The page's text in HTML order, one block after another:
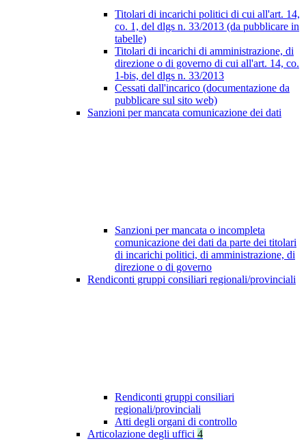
Titolari di incarichi politici di cui all'art. 14,
co. 1, del dlgs n. 33/2013 (da pubblicare in
tabelle)
Titolari di incarichi di amministrazione, di
direzione o di governo di cui all'art. 14, co.
1-bis, del dlgs n. 33/2013
Cessati dall'incarico (documentazione da
pubblicare sul sito web)
Sanzioni per mancata comunicazione dei dati
Sanzioni per mancata o incompleta
comunicazione dei dati da parte dei titolari
di incarichi politici, di amministrazione, di
direzione o di governo
Rendiconti gruppi consiliari regionali/provinciali
Rendiconti gruppi consiliari
regionali/provinciali
Atti degli organi di controllo
Articolazione degli uffici 4